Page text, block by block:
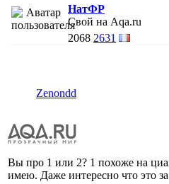
НатФР
Свой на Aqa.ru
2068 2631
Zenondd
Вы про 1 или 2? 1 похоже на
имею. Даже интересно что это